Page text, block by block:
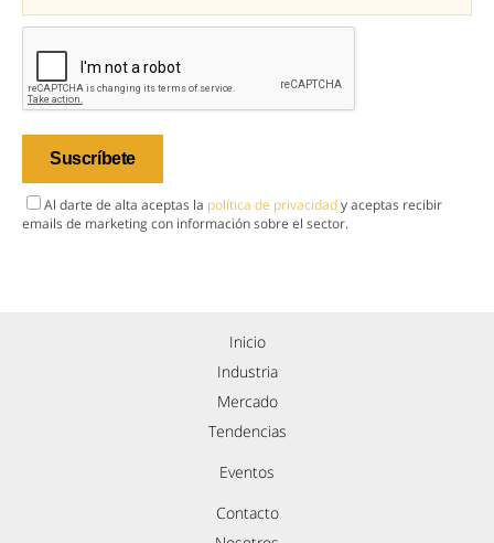
Al darte de alta aceptas la política de privacidady aceptas recibir
emails de marketing con información sobre el sector.
Inicio
Industria
Mercado
Tendencias
Eventos
Contacto